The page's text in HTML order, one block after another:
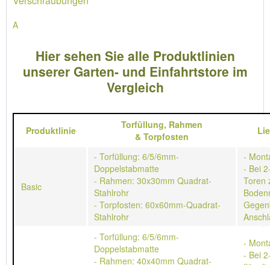
A
Hier sehen Sie alle Produktlinien
unserer Garten- und Einfahrtstore im
Vergleich
Produktlinie Torfüllung, Rahmen
& Torpfosten
Basic
- Torfüllung: 6/5/6mm-
Doppelstabmatte
- Rahmen: 30x30mm Quadrat-
Stahlrohr
- Torpfosten: 60x60mm-Quadrat-
Stahlrohr
-
- Bei
Toren
- Torfüllung: 6/5/6mm-
Doppelstabmatte
- Rahmen: 40x40mm Quadrat-
-
- Bei